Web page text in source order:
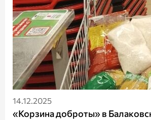
14.12.2025
«Корзина доброты» в